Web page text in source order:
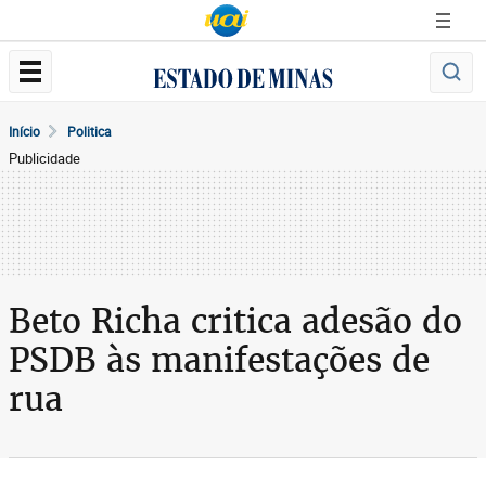
Início Politica
Publicidade
Beto Richa critica adesão do
PSDB às manifestações de
rua